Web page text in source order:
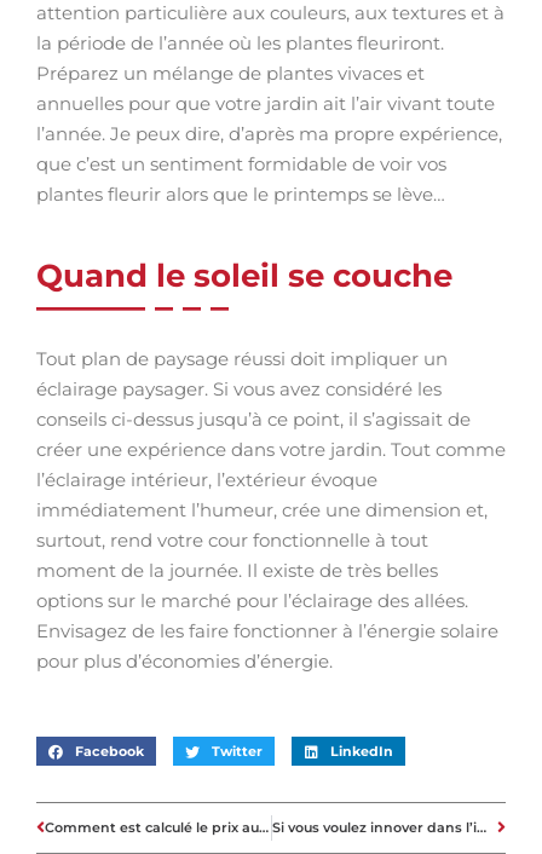
attention particulière aux couleurs, aux textures et à
la période de l’année où les plantes fleuriront.
Préparez un mélange de plantes vivaces et
annuelles pour que votre jardin ait l’air vivant toute
l’année. Je peux dire, d’après ma propre expérience,
que c’est un sentiment formidable de voir vos
plantes fleurir alors que le printemps se lève…
Quand le soleil se couche
Tout plan de paysage réussi doit impliquer un
éclairage paysager. Si vous avez considéré les
conseils ci-dessus jusqu’à ce point, il s’agissait de
créer une expérience dans votre jardin. Tout comme
l’éclairage intérieur, l’extérieur évoque
immédiatement l’humeur, crée une dimension et,
surtout, rend votre cour fonctionnelle à tout
moment de la journée. Il existe de très belles
options sur le marché pour l’éclairage des allées.
Envisagez de les faire fonctionner à l’énergie solaire
pour plus d’économies d’énergie.
Facebook Twitter LinkedIn
Comment est calculé le prix au m2 à Paris ? Si vous voulez innover dans l’immobilier, votre temps est venu